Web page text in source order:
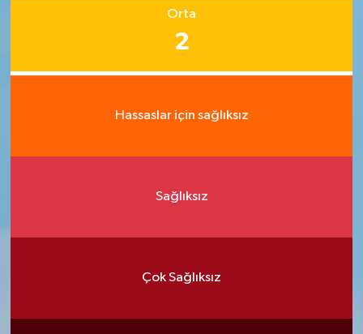
Orta
2
Hassaslar için sağlıksız
Sağlıksız
Çok Sağlıksız